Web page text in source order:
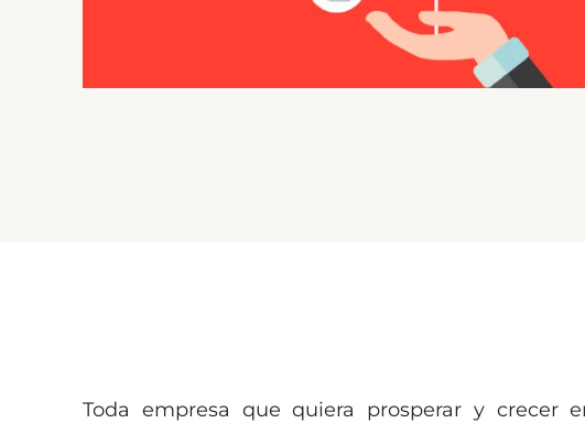
Toda empresa que quiera prosperar y crecer